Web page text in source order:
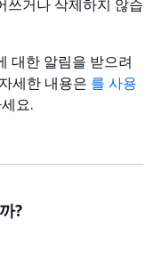
쓰거나 삭제하지 않습
대한 알림을 받으려
세한 내용은 를 사용
요.
?